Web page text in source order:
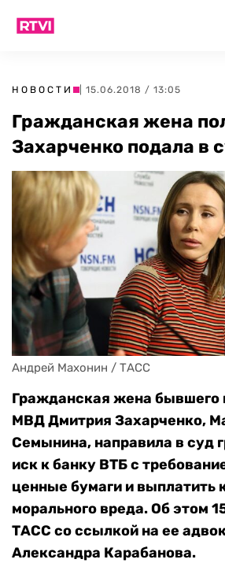
НОВОСТИ | 15.06.2018 / 13:05
Гражданская жена
Захарченко подала в
Андрей Махонин / ТАСС
Гражданская жена бывшего
МВД Дмитрия Захарченко,
Семынина, направила в суд
иск к банку ВТБ с
ценные бумаги и выплатить
морального вреда. Об этом
ТАСС со ссылкой на ее
Александра Карабанова.